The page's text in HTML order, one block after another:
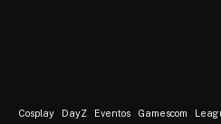
Cosplay DayZ Eventos Gamescom